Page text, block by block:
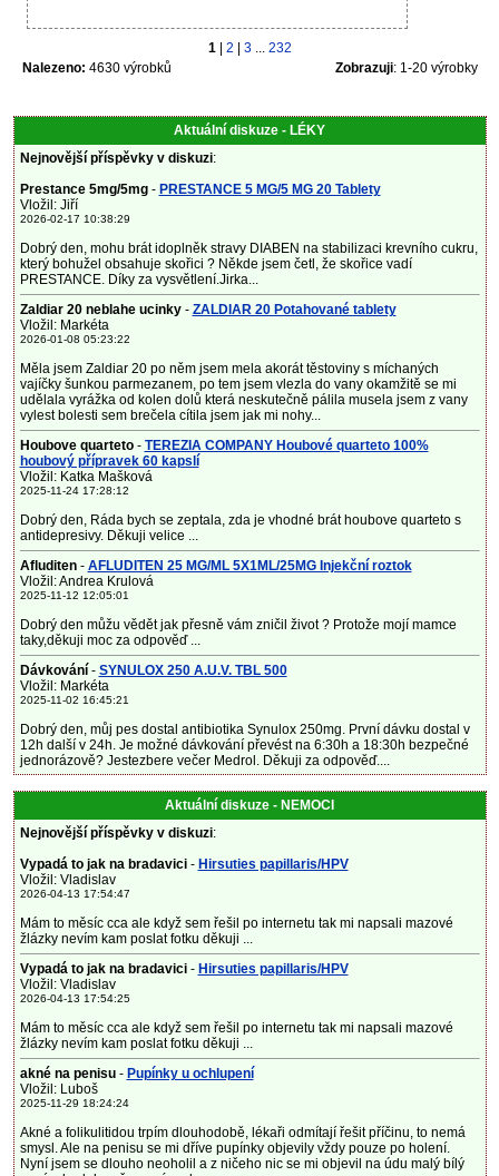
1 2 3... 232
Nalezeno: 4630 výrobků Zobrazuji: 1-20 výrobky
Aktuální diskuze - LÉKY
Nejnovější příspěvky v diskuzi:
Prestance 5mg/5mg- PRESTANCE 5 MG/5 MG 20 Tablety
Vložil: Jiří
2026-02-17 10:38:29
Dobrý den, mohu brát idoplněk stravy DIABEN na stabilizaci krevního cukru,
který bohužel obsahuje skořici ? Někde jsem četl, že skořice vadí
PRESTANCE. Díky za vysvětlení.Jirka...
Zaldiar 20 neblahe ucinky- ZALDIAR 20 Potahované tablety
Vložil: Markéta
2026-01-08 05:23:22
Měla jsem Zaldiar 20 po něm jsem mela akorát těstoviny s míchaných
vajíčky šunkou parmezanem, po tem jsem vlezla do vany okamžitě se mi
udělala vyrážka od kolen dolů která neskutečně pálila musela jsem z vany
vylest bolesti sem brečela cítila jsem jak mi nohy...
Houbove quarteto- TEREZIA COMPANY Houbové quarteto 100%
houbový přípravek 60 kapslí
Vložil: Katka Mašková
2025-11-24 17:28:12
Dobrý den, Ráda bych se zeptala, zda je vhodné brát houbove quarteto s
antidepresivy. Děkuji velice ...
Afluditen- AFLUDITEN 25 MG/ML 5X1ML/25MG Injekční roztok
Vložil: Andrea Krulová
2025-11-12 12:05:01
Dobrý den můžu vědět jak přesně vám zničil život ? Protože mojí mamce
taky,děkuji moc za odpověď ...
Dávkování - SYNULOX 250 A.U.V. TBL 500
Vložil: Markéta
2025-11-02 16:45:21
Dobrý den, můj pes dostal antibiotika Synulox 250mg. První dávku dostal v
12h další v 24h. Je možné dávkování převést na 6:30h a 18:30h bezpečné
jednorázově? Jestezbere večer Medrol. Děkuji za odpověď....
Aktuální diskuze - NEMOCI
Nejnovější příspěvky v diskuzi:
Vypadá to jak na bradavici - Hirsuties papillaris/HPV
Vložil: Vladislav
2026-04-13 17:54:47
Mám to měsíc cca ale když sem řešil po internetu tak mi napsali mazové
žlázky nevím kam poslat fotku děkuji ...
Vypadá to jak na bradavici - Hirsuties papillaris/HPV
Vložil: Vladislav
2026-04-13 17:54:25
Mám to měsíc cca ale když sem řešil po internetu tak mi napsali mazové
žlázky nevím kam poslat fotku děkuji ...
akné na penisu- Pupínky u ochlupení
Vložil: Luboš
2025-11-29 18:24:24
Akné a folikulitidou trpím dlouhodobě, lékaři odmítají řešit příčinu, to nemá
smysl. Ale na penisu se mi dříve pupínky objevily vždy pouze po holení.
Nyní jsem se dlouho neoholil a z ničeho nic se mi objevil na údu malý bílý